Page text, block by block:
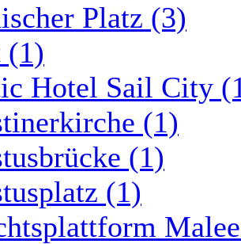
Platz (3)
(1)
Hotel Sail City
(1)
(1)
(1)